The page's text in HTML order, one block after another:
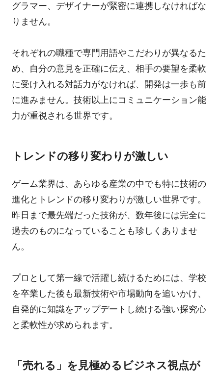
グラマー、デザイナーが緊密に連携しなければな
りません。
それぞれの職種で専門用語やこだわりが異なるた
め、自分の意見を正確に伝え、相手の要望を柔軟
に受け入れる対話力がなければ、開発は一歩も前
に進みません。技術以上にコミュニケーション能
力が重視される世界です。
トレンドの移り変わりが激しい
ゲーム業界は、あらゆる産業の中でも特に技術の
進化とトレンドの移り変わりが激しい世界です。
昨日まで最先端だった技術が、数年後には完全に
過去のものになっていることも珍しくありませ
ん。
プロとして第一線で活躍し続けるためには、学校
を卒業した後も最新技術や市場動向を追いかけ、
自発的に知識をアップデートし続ける強い探究心
と柔軟性が求められます。
「売れる」を見極めるビジネス視点が